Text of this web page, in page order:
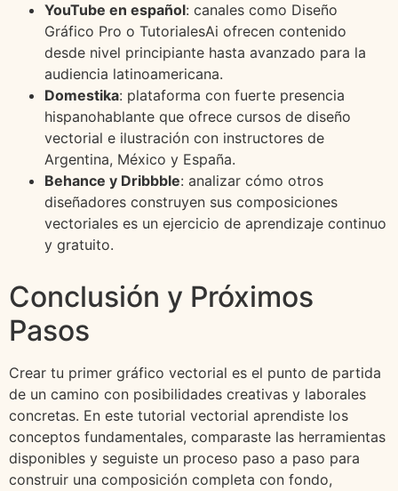
YouTube en español: canales como Diseño
Gráfico Pro o TutorialesAi ofrecen contenido
desde nivel principiante hasta avanzado para la
audiencia latinoamericana.
Domestika: plataforma con fuerte presencia
hispanohablante que ofrece cursos de diseño
vectorial e ilustración con instructores de
Argentina, México y España.
Behance y Dribbble: analizar cómo otros
diseñadores construyen sus composiciones
vectoriales es un ejercicio de aprendizaje continuo
y gratuito.
Conclusión y Próximos
Pasos
Crear tu primer gráfico vectorial es el punto de partida
de un camino con posibilidades creativas y laborales
concretas. En este tutorial vectorial aprendiste los
conceptos fundamentales, comparaste las herramientas
disponibles y seguiste un proceso paso a paso para
construir una composición completa con fondo,